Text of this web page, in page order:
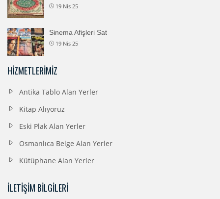
19 Nis 25
Sinema Afişleri Sat
19 Nis 25
HIZMETLERIMIZ
Antika Tablo Alan Yerler
Kitap Alıyoruz
Eski Plak Alan Yerler
Osmanlıca Belge Alan Yerler
Kütüphane Alan Yerler
İLETIŞIM BILGILERI